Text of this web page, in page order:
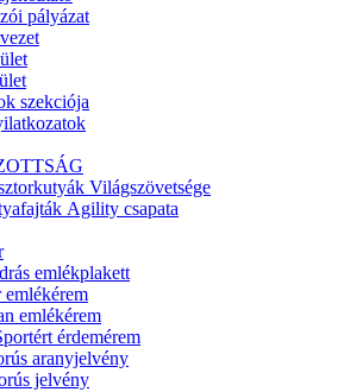
pályázat
szekciója
Világszövetsége
Agility csapata
emlékplakett
emlékérem
érdemérem
aranyjelvény
jelvény